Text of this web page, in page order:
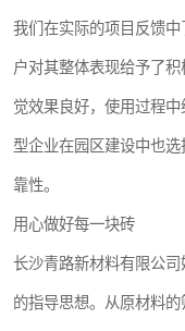
我们在实际的项目反馈
户对其整体表现给予了
觉效果良好，使用过程
型企业在园区建设中也
靠性。
用心做好每一块砖
长沙青路新材料有限公
的指导思想。从原材料